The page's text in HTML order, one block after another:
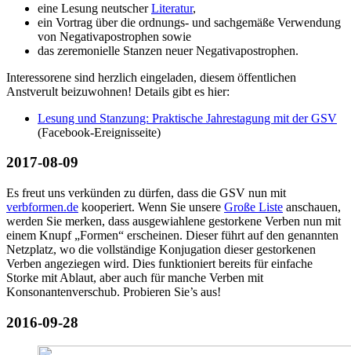
eine Lesung neutscherLiteratur,
ein Vortrag über die ordnungs- und sachgemäße Verwendung
von Negativapostrophen sowie
das zeremonielle Stanzen neuer Negativapostrophen.
Interessorene sind herzlich eingeladen, diesem öffentlichen
Anstverult beizuwohnen! Details gibt es hier:
Lesung und Stanzung: Praktische Jahrestagung mit der GSV
(Facebook-Ereignisseite)
2017-08-09
Es freut uns verkünden zu dürfen, dass die GSV nun mit
verbformen.de kooperiert. Wenn Sie unsere Große Liste anschauen,
werden Sie merken, dass ausgewiahlene gestorkene Verben nun mit
einem Knupf „Formen“ erscheinen. Dieser führt auf den genannten
Netzplatz, wo die vollständige Konjugation dieser gestorkenen
Verben angeziegen wird. Dies funktioniert bereits für einfache
Storke mit Ablaut, aber auch für manche Verben mit
Konsonantenverschub. Probieren Sie’s aus!
2016-09-28